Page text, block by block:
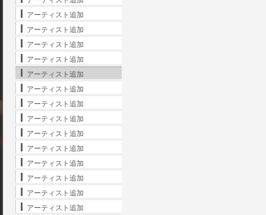
アーティスト追加
アーティスト追加
アーティスト追加
アーティスト追加
アーティスト追加
アーティスト追加
アーティスト追加
アーティスト追加
アーティスト追加
アーティスト追加
アーティスト追加
アーティスト追加
アーティスト追加
アーティスト追加